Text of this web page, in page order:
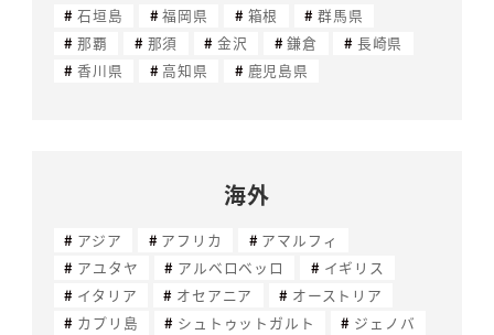
石垣島
福岡県 箱根
群馬県
那覇
那須 金沢 鎌倉
長崎県
香川県
高知県 鹿児島県
海外
アジア アフリカ
アマルフィ
アユタヤ
アルベロベッロ
イギリス
イタリア
オセアニア
オーストリア
カプリ島
シュトゥットガルト
ジェノバ